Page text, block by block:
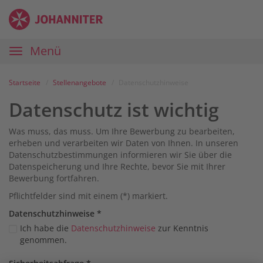
Zum
Inhalt
Anmelden
Zur
Navigation
Zur
Startseite
Karriereportal
Johanniter
Hauptnavigation
Menü
Startseite Stellenangebote
Datenschutz ist wichtig
Was muss, das muss. Um Ihre Bewerbung zu bearbeiten,
erheben und verarbeiten wir Daten von Ihnen. In unseren
Datenschutzbestimmungen informieren wir Sie über die
Datenspeicherung und Ihre Rechte, bevor Sie mit Ihrer
Bewerbung fortfahren.
Pflichtfelder sind mit einem (*) markiert.
Datenschutz­hinweise *
Ich habe die Datenschutzhinweise zur Kenntnis
genommen.